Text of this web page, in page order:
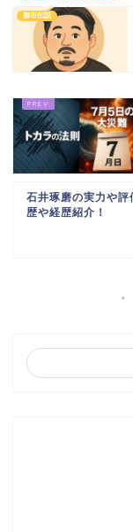
都市伝説
石井琢磨の実力や
歴や経歴紹介！